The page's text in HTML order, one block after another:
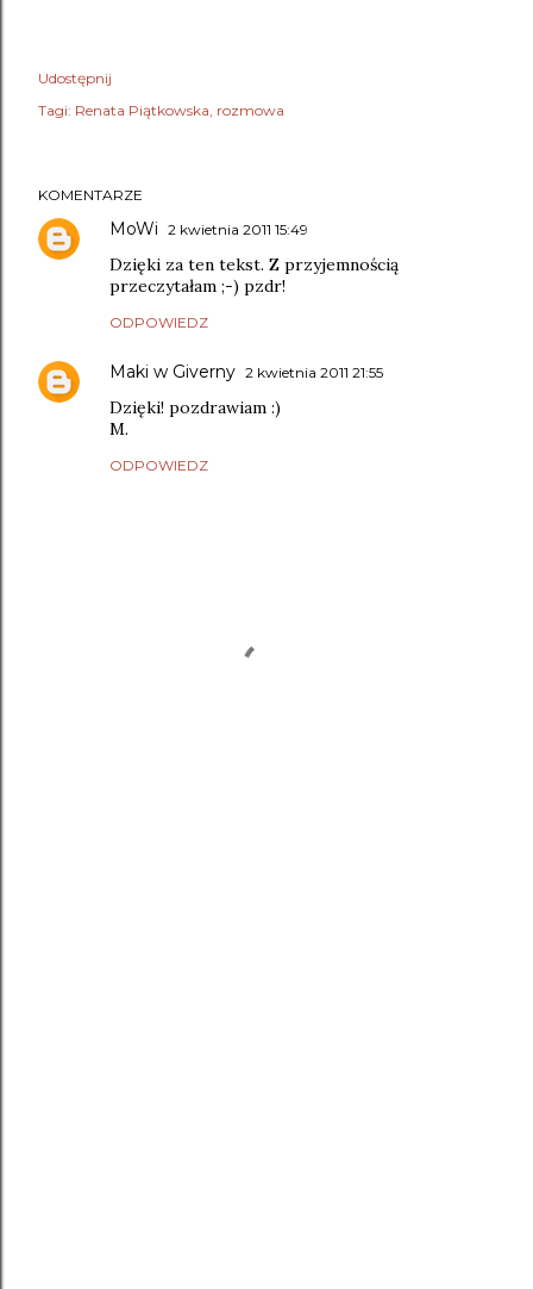
Udostępnij
Tagi: Renata Piątkowska rozmowa
KOMENTARZE
MoWi 2 kwietnia 2011 15:49
Dzięki za ten tekst. Z przyjemnością
przeczytałam ;-) pzdr!
ODPOWIEDZ
Maki w Giverny 2 kwietnia 2011 21:55
Dzięki! pozdrawiam :)
M.
ODPOWIEDZ